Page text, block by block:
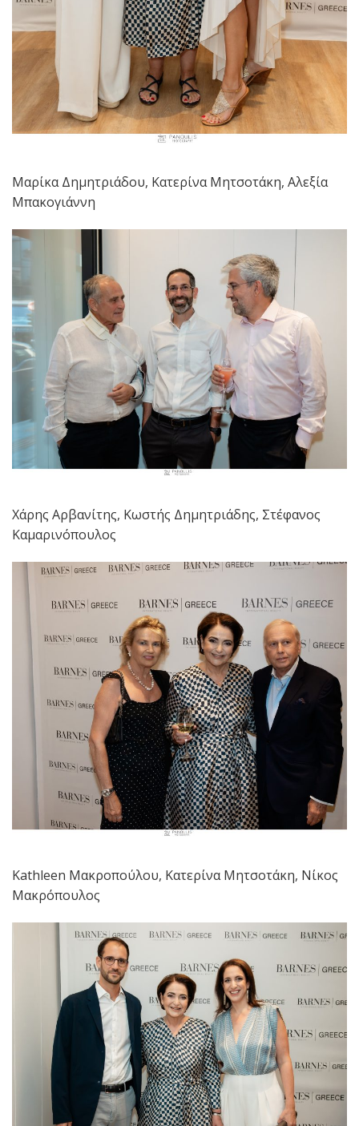
Μαρίκα Δημητριάδου, Κατερίνα Μητσοτάκη, Αλεξία
Μπακογιάννη
Χάρης Αρβανίτης, Κωστής Δημητριάδης, Στέφανος
Καμαρινόπουλος
Kathleen Μακροπούλου, Κατερίνα Μητσοτάκη, Νίκος
Μακρόπουλος